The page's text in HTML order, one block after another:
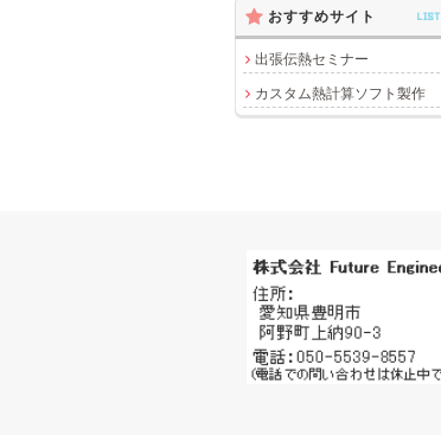
おすすめサイト LIST
出張伝熱セミナー
カスタム熱計算ソフト製作